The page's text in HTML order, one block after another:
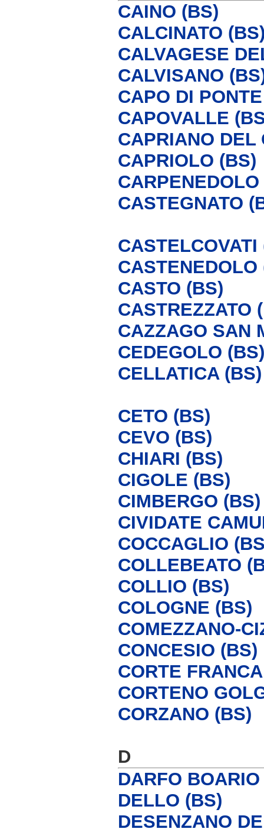
CAINO (BS)
CALCINATO
CALVAGESE
CALVISANO
CAPO DI
CAPOVALLE
CAPRIANO DEL
CAPRIOLO (BS)
CASTEGNATO
CASTELCOVATI
CASTENEDOLO
CASTO (BS)
CASTREZZATO
CAZZAGO SAN
CEDEGOLO (BS)
CELLATICA (BS)
CETO (BS)
CEVO (BS)
CHIARI (BS)
CIGOLE (BS)
CIMBERGO (BS)
CIVIDATE
COCCAGLIO
COLLEBEATO
COLLIO (BS)
COLOGNE (BS)
COMEZZANO-
CONCESIO (BS)
CORTE
CORTENO
CORZANO (BS)
D
DARFO
DELLO (BS)
DESENZANO